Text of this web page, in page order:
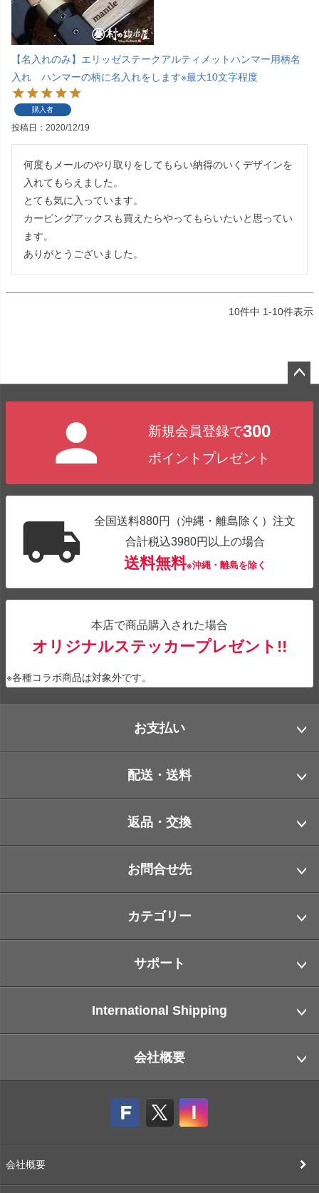
【名入れのみ】エリッゼステークアルティメットハンマー用柄名
入れ ハンマーの柄に名入れをします※最大10文字程度
購入者
投稿日 2020/12/19
何度もメールのやり取りをしてもらい納得のいくデザインを
入れてもらえました。
とても気に入っています。
カービングアックスも買えたらやってもらいたいと思ってい
ます。
ありがとうございました。
10件中 1-10件表示
新規会員登録で300
ポイントプレゼント
全国送料880円（沖縄・離島除く）注文
合計税込3980円以上の場合
送料無料※沖縄・離島を除く
本店で商品購入された場合
オリジナルステッカープレゼント!!
※各種コラボ商品は対象外です。
お支払い
配送・送料
返品・交換
お問合せ先
カテゴリー
サポート
International Shipping
会社概要
会社概要